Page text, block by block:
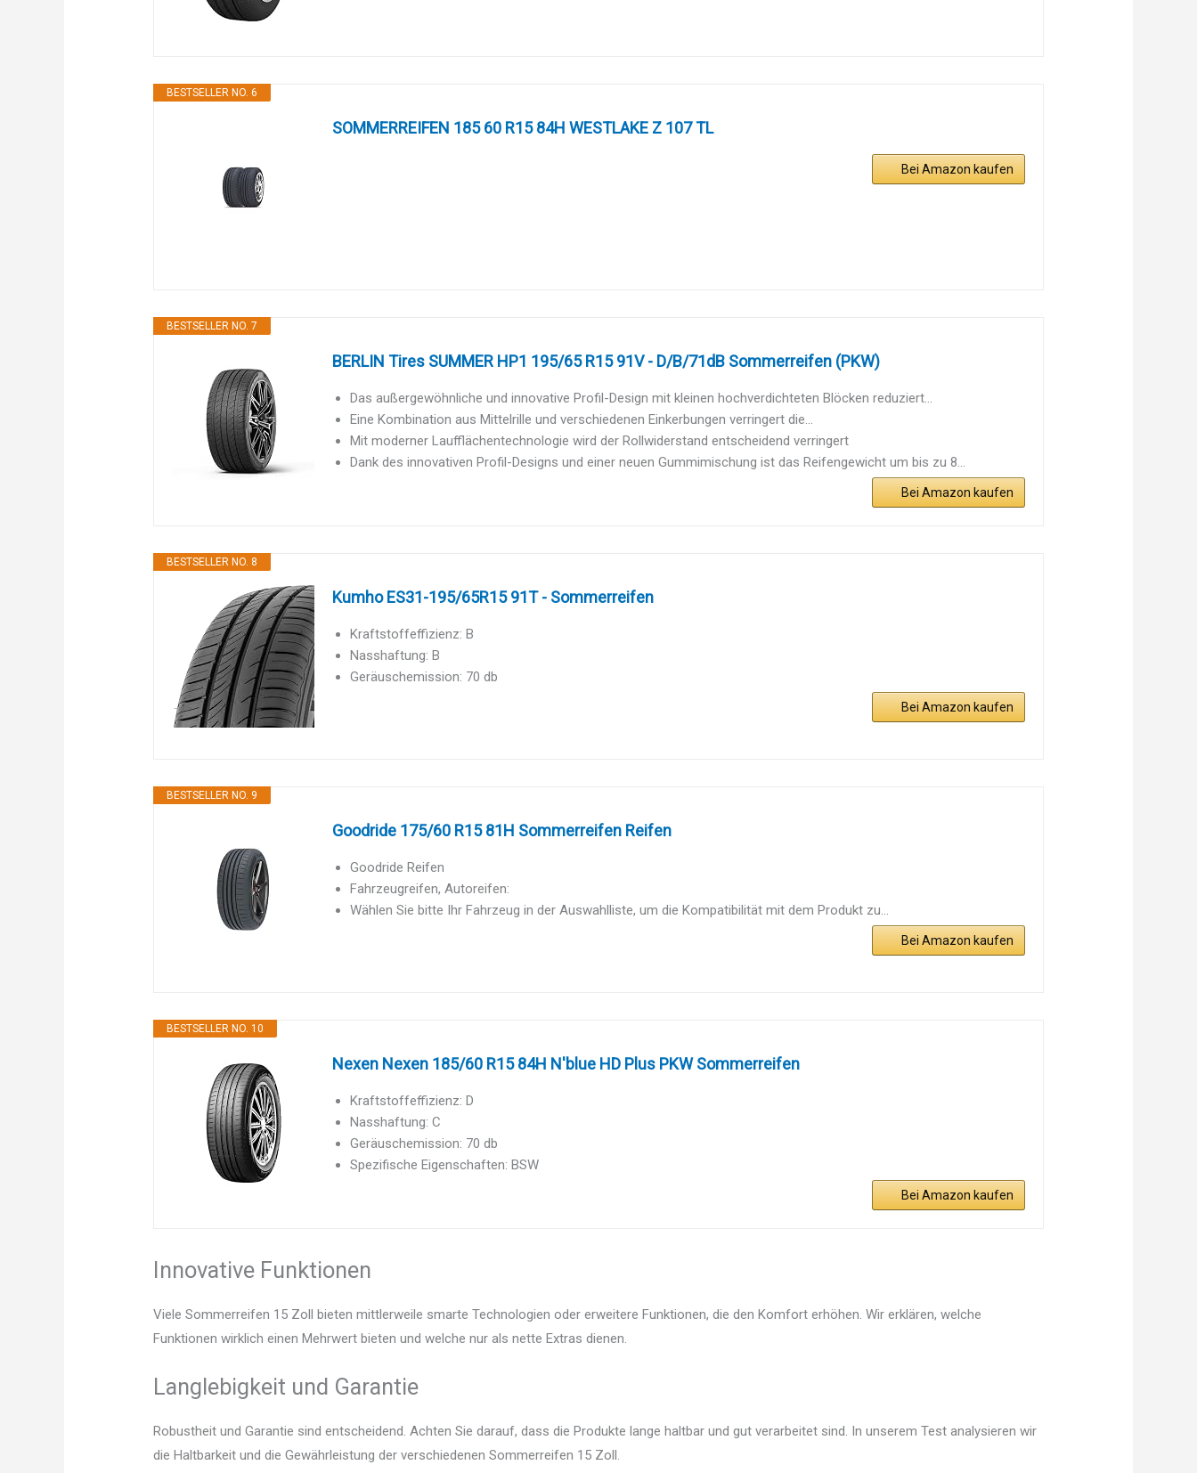
BESTSELLER NO. 6
SOMMERREIFEN 185 60 R15 84H WESTLAKE Z 107 TL
Bei Amazon kaufen
BESTSELLER NO. 7
BERLIN Tires SUMMER HP1 195/65 R15 91V - D/B/71dB Sommerreifen (PKW)
Das außergewöhnliche und innovative Profil-Design mit kleinen hochverdichteten Blöcken reduziert...
Eine Kombination aus Mittelrille und verschiedenen Einkerbungen verringert die...
Mit moderner Laufflächentechnologie wird der Rollwiderstand entscheidend verringert
Dank des innovativen Profil-Designs und einer neuen Gummimischung ist das Reifengewicht um bis zu 8...
Bei Amazon kaufen
BESTSELLER NO. 8
Kumho ES31-195/65R15 91T - Sommerreifen
Kraftstoffeffizienz: B
Nasshaftung: B
Geräuschemission: 70 db
Bei Amazon kaufen
BESTSELLER NO. 9
Goodride 175/60 R15 81H Sommerreifen Reifen
Goodride Reifen
Fahrzeugreifen, Autoreifen:
Wählen Sie bitte Ihr Fahrzeug in der Auswahlliste, um die Kompatibilität mit dem Produkt zu...
Bei Amazon kaufen
BESTSELLER NO. 10
Nexen Nexen 185/60 R15 84H N'blue HD Plus PKW Sommerreifen
Kraftstoffeffizienz: D
Nasshaftung: C
Geräuschemission: 70 db
Spezifische Eigenschaften: BSW
Bei Amazon kaufen
Innovative Funktionen
Viele Sommerreifen 15 Zoll bieten mittlerweile smarte Technologien oder erweitere Funktionen, die den Komfort erhöhen. Wir erklären, welche
Funktionen wirklich einen Mehrwert bieten und welche nur als nette Extras dienen.
Langlebigkeit und Garantie
Robustheit und Garantie sind entscheidend. Achten Sie darauf, dass die Produkte lange haltbar und gut verarbeitet sind. In unserem Test analysieren wir
die Haltbarkeit und die Gewährleistung der verschiedenen Sommerreifen 15 Zoll.